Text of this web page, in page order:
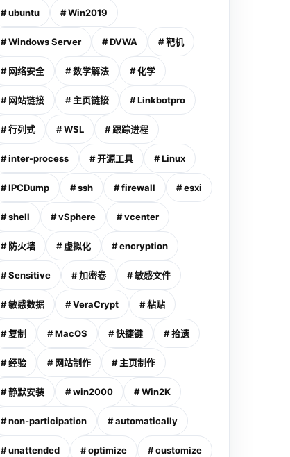
# ubuntu # Win2019
# Windows Server # DVWA # 靶机
# 网络安全 # 数学解法 # 化学
# 网站链接 # 主页链接 # Linkbotpro
# 行列式 # WSL # 跟踪进程
# inter-process # 开源工具 # Linux
# IPCDump # ssh # firewall # esxi
# shell # vSphere # vcenter
# 防火墙 # 虚拟化 # encryption
# Sensitive # 加密卷 # 敏感文件
# 敏感数据 # VeraCrypt # 粘贴
# 复制 # MacOS # 快捷键 # 拾遗
# 经验 # 网站制作 # 主页制作
# 静默安装 # win2000 # Win2K
# non-participation # automatically
# unattended # optimize # customize